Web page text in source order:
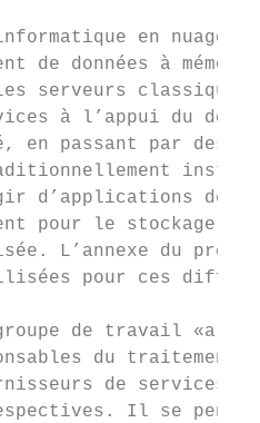
en nuage
de données à
serveurs
à l’appui du
en passant par
d’applications de
pour le stockage
L’annexe du
pour ces
de travail
du traitement
de services
Il se